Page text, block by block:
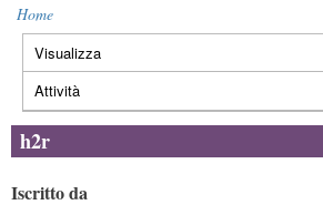
Briciole
di
pane
Home
Schede
primarie
Visualizza
attiva)
Attività
h2r
Iscritto da